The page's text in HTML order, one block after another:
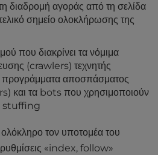
διαδρομή αγοράς από τη σελίδα
σημείο ολοκλήρωσης της
που διακρίνει τα νόμιμα
(crawlers) τεχνητής
αποσπάσματος
και τα bots που χρησιμοποιούν
stuffing
τον υποτομέα του
«index, follow»